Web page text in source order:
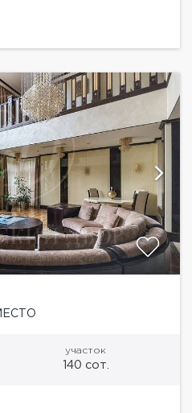
классики.На участке
участок
140 сот.